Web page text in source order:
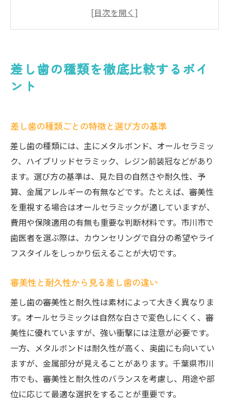
差し歯選びで重視したい機能面のポイント
千葉県市川市で選ぶ差し歯の特徴とは
市川市の歯医者で扱う差し歯の主な種類
ネット予約対応の市川歯医者と差し歯治療
市川市で差し歯治療を受ける際のポイント
素材別に見る差し歯の違いと選び方
セラミック差し歯と他素材の違いを比較
金属と樹脂の差し歯それぞれの特徴解説
審美性と健康面で選ぶ差し歯素材の選択肢
差し歯素材ごとに異なる費用と保証の目安
金属アレルギー対応素材の差し歯情報
審美性が高い差し歯選びの最新動向を解説
前歯の見た目を重視した差し歯のポイント
自然な色合いを叶える差し歯の選び方
差し歯で歯並びや口元を美しく保つ秘訣
市川市で審美差し歯が得意な歯医者の傾向
保険適用の差し歯と自費の違いを解説
保険適用差し歯と自費診療の主な違いとは
差し歯の種類を徹底比較するポイ
ント
差し歯の種類ごとの特徴と選び方の基準
差し歯の種類には、主にメタルボンド、オールセラミッ
ク、ハイブリッドセラミック、レジン前装冠などがあり
ます。選び方の基準は、見た目の自然さや耐久性、予
算、金属アレルギーの有無などです。たとえば、審美性
を重視する場合はオールセラミックが適していますが、
費用や保険適用の有無も重要な判断材料です。市川市で
歯医者を選ぶ際は、カウンセリングで自分の希望やライ
フスタイルをしっかり伝えることが大切です。
審美性と耐久性から見る差し歯の違い
差し歯の審美性と耐久性は素材によって大きく異なりま
す。オールセラミックは自然な白さで変色しにくく、審
美性に優れていますが、強い衝撃には注意が必要です。
一方、メタルボンドは耐久性が高く、奥歯にも向いてい
ますが、金属部分が見えることがあります。千葉県市川
市でも、審美性と耐久性のバランスを考慮し、用途や部
位に応じて最適な選択をすることが重要です。